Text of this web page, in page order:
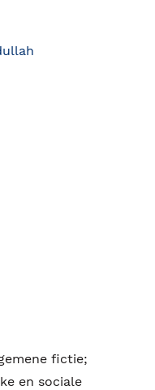
fictie;
en sociale